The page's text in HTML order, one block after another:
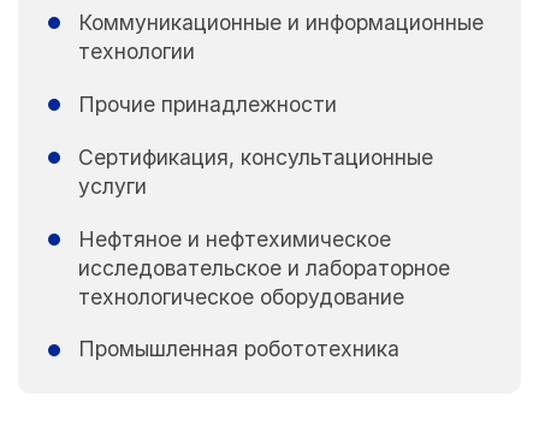
Коммуникационные и информационные
технологии
Прочие принадлежности
Сертификация, консультационные
услуги
Нефтяное и нефтехимическое
исследовательское и лабораторное
технологическое оборудование
Промышленная робототехника